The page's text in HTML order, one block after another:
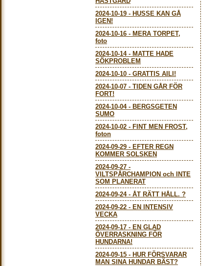
2024-10-19 - HUSSE KAN GÅ
IGEN!
2024-10-16 - MERA TORPET,
foto
2024-10-14- MATTE HADE
SÖKPROBLEM
2024-10-10 - GRATTIS AILI!
2024-10-07 - TIDEN GÅR FÖR
FORT!
2024-10-04- BERGSGETEN
SUMO
2024-10-02 - FINT MEN FROST,
foton
2024-09-29 - EFTER REGN
KOMMER SOLSKEN
2024-09-27 -
VILTSPÅRCHAMPION och INTE
SOM PLANERAT
2024-09-24- ÅT RÄTT HÅLL. ?
2024-09-22 - EN INTENSIV
VECKA
2024-09-17 - EN GLAD
ÖVERRASKNING FÖR
HUNDARNA!
2024-09-15 - HUR FÖRSVARAR
MAN SINA HUNDAR BÄST?